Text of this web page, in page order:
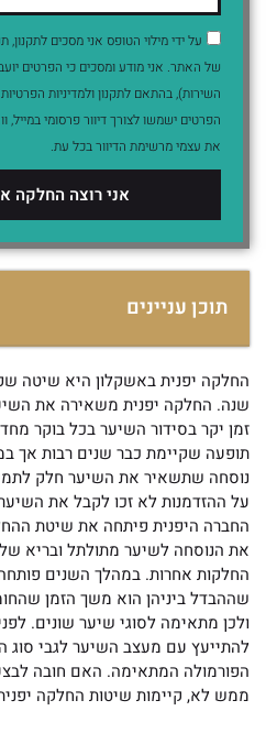
על ידי מילוי הטופס אני מסכים לתקנון,
של האתר. אני מודע ומסכים כי הפרטים
השירות), בהתאם לתקנון ולמדיניות
את עצמי מרשימת הדיוור בכל עת.
אני רוצה החלקה
תוכן עניינים
שנה. החלקה יפנית משאירה את
זמן יקר בסידור השיער בכל בוקר
תופעה שקיימת כבר שנים רבות אך
נוסחה שתשאיר את השיער חלק
על ההזדמנות לא זכו לקבל את
החברה היפנית פיתחה את שיטת
את הנוסחה לשיער מתולתל ובריא
החלקות אחרות. במהלך השנים
שההבדל ביניהן הוא משך הזמן
ולכן מתאימה לסוגי שיער שונים.
להתייעץ עם מעצב השיער לגבי
הפורמולה המתאימה. האם חובה
ממש לא, קיימות שיטות החלקה